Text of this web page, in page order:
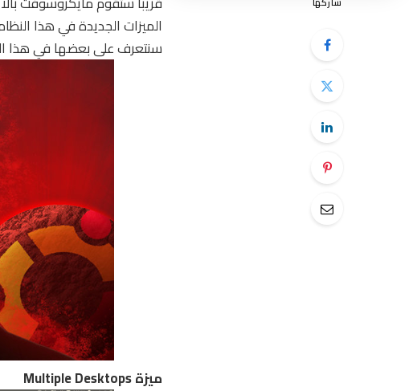
الميزات الجديدة في هذا
سنتعرف على بعضها في هذا
ميزة Multiple Desktops